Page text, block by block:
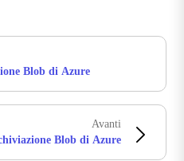
Blob di Azure
Avanti
Blob di Azure